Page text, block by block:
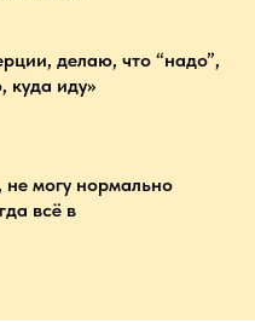
делаю, что “надо”,
иду»
не могу нормально
всё в